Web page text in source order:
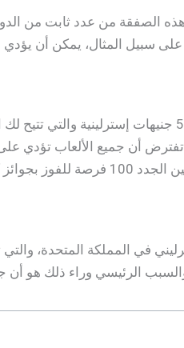
تقدم صناعة الكازينوهات على الإنترنت أنماطًا محددة من
للغاية. لذا، لا تفترض أن جميع